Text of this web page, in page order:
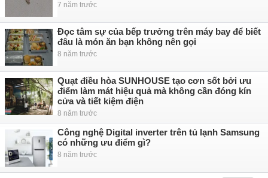
7 năm trước
Đọc tâm sự của bếp trưởng trên máy bay để biết
đâu là món ăn bạn không nên gọi
8 năm trước
Quạt điều hòa SUNHOUSE tạo cơn sốt bởi ưu
điểm làm mát hiệu quả mà không cần đóng kín
cửa và tiết kiệm điện
8 năm trước
Công nghệ Digital inverter trên tủ lạnh Samsung
có những ưu điểm gì?
8 năm trước